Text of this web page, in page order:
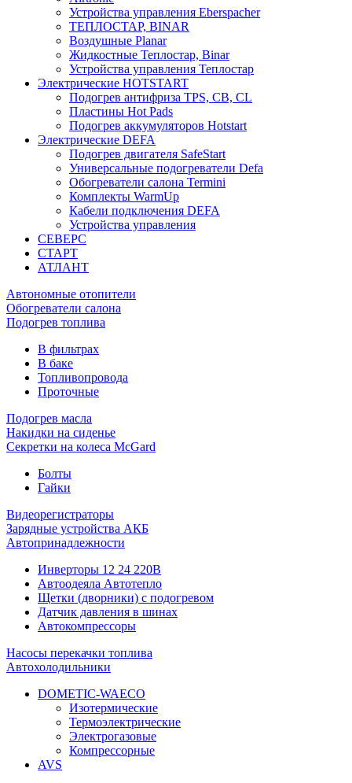
Устройства управления Eberspacher
ТЕПЛОСТАР, BINAR
Воздушные Planar
Жидкостные Теплостар, Binar
Устройства управления Теплостар
Электрические HOTSTART
Подогрев антифриза TPS, CB, CL
Пластины Hot Pads
Подогрев аккумуляторов Hotstart
Электрические DEFA
Подогрев двигателя SafeStart
Универсальные подогреватели Defa
Обогреватели салона Termini
Комплекты WarmUp
Кабели подключения DEFA
Устройства управления
СЕВЕРС
СТАРТ
АТЛАНТ
Автономные отопители
Обогреватели салона
Подогрев топлива
В фильтрах
В баке
Топливопровода
Проточные
Подогрев масла
Накидки на сиденье
Секретки на колеса McGard
Болты
Гайки
Видеорегистраторы
Зарядные устройства АКБ
Автопринадлежности
Инверторы 12 24 220В
Автоодеяла Автотепло
Щетки (дворники) с подогревом
Датчик давления в шинах
Автокомпрессоры
Насосы перекачки топлива
Автохолодильники
DOMETIC-WAECO
Изотермические
Термоэлектрические
Электрогазовые
Компрессорные
AVS